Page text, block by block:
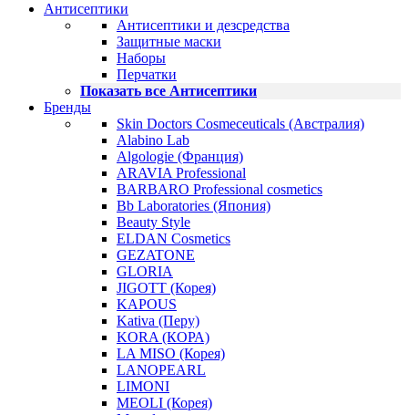
Антисептики
Антисептики и дезсредства
Защитные маски
Наборы
Перчатки
Показать все Антисептики
Бренды
Skin Doctors Cosmeceuticals (Австралия)
Alabino Lab
Algologie (Франция)
ARAVIA Professional
BARBARO Professional cosmetics
Bb Laboratories (Япония)
Beauty Style
ELDAN Cosmetics
GEZATONE
GLORIA
JIGOTT (Корея)
KAPOUS
Kativa (Перу)
KORA (КОРА)
LA MISO (Корея)
LANOPEARL
LIMONI
MEOLI (Корея)